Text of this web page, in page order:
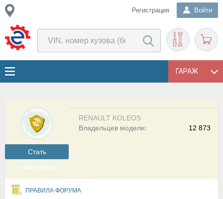
Регистрация Войти
ГАРАЖ
Cтать
участником
RENAULT KOLEOS
12 873
Владельцев модели:
ПРАВИЛА ФОРУМА